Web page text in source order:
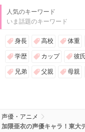
人気のキーワード
いま話題のキーワード
身長 高校 体重
学歴 カップ 彼氏
兄弟 父親 母親
声優・アニメ
加隈亜衣の声優キャラ！東大